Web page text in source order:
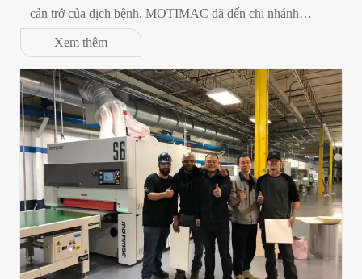
cản trở của dịch bệnh, MOTIMAC đã đến chi nhánh
Mexico để hướng dẫn và đào tạo kỹ thuật.
Xem thêm